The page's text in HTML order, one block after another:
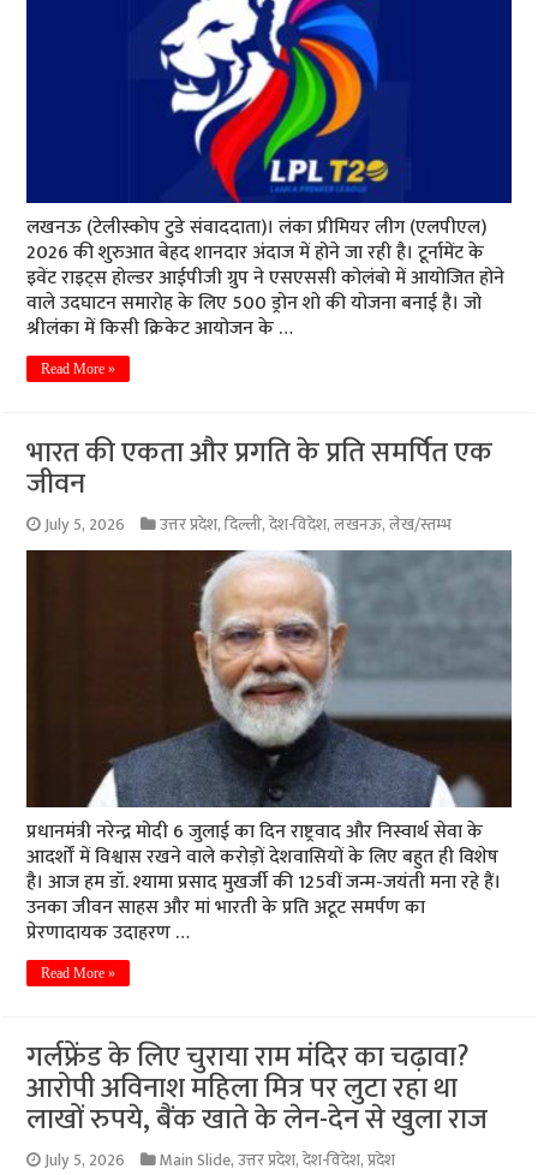
लखनऊ (टेलीस्कोप टुडे संवाददाता)। लंका प्रीमियर लीग (एलपीएल)
2026 की शुरुआत बेहद शानदार अंदाज में होने जा रही है। टूर्नामेंट के
इवेंट राइट्स होल्डर आईपीजी ग्रुप ने एसएससी कोलंबो में आयोजित होने
वाले उद‌घाटन समारोह के लिए 500 ड्रोन शो की योजना बनाई है। जो
श्रीलंका में किसी क्रिकेट आयोजन के …
Read More »
भारत की एकता और प्रगति के प्रति समर्पित एक
जीवन
July 5, 2026 उत्तर प्रदेश,दिल्ली,देश-विदेश,लखनऊ,लेख/स्तम्भ
प्रधानमंत्री नरेन्द्र मोदी 6 जुलाई का दिन राष्ट्रवाद और निस्वार्थ सेवा के
आदर्शों में विश्वास रखने वाले करोड़ों देशवासियों के लिए बहुत ही विशेष
है। आज हम डॉ. श्यामा प्रसाद मुखर्जी की 125वीं जन्म-जयंती मना रहे हैं।
उनका जीवन साहस और मां भारती के प्रति अटूट समर्पण का
प्रेरणादायक उदाहरण …
Read More »
गर्लफ्रेंड के लिए चुराया राम मंदिर का चढ़ावा?
आरोपी अविनाश महिला मित्र पर लुटा रहा था
लाखों रुपये, बैंक खाते के लेन-देन से खुला राज
July 5, 2026 Main Slide,उत्तर प्रदेश,देश-विदेश,प्रदेश